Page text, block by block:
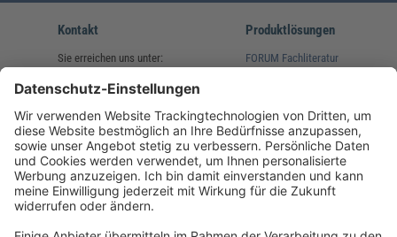
Kontakt
Sie erreichen uns unter:
(08233) 38 11 23
service@forum-verlag.com
Mo-Do 07:30 - 17:00 Uhr
Fr 07:30 - 15:00 Uhr
Produktlösungen
FORUM Fachliteratur
Folgen Sie uns